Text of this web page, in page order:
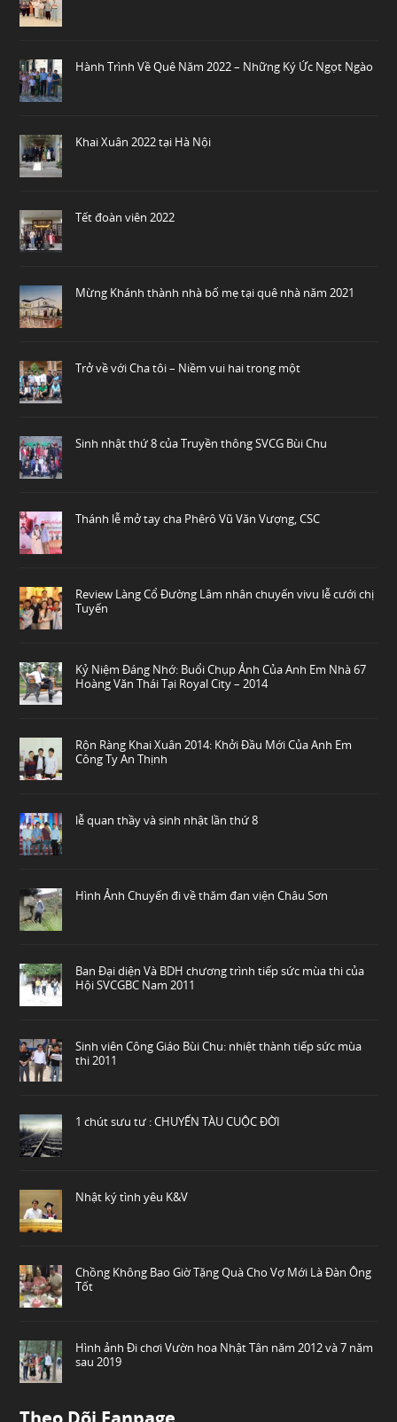
Hành Trình Về Quê Năm 2022 – Những Ký Ức Ngọt Ngào
Khai Xuân 2022 tại Hà Nội
Tết đoàn viên 2022
Mừng Khánh thành nhà bố mẹ tại quê nhà năm 2021
Trở về với Cha tôi – Niềm vui hai trong một
Sinh nhật thứ 8 của Truyền thông SVCG Bùi Chu
Thánh lễ mở tay cha Phêrô Vũ Văn Vượng, CSC
Review Làng Cổ Đường Lâm nhân chuyến vivu lễ cưới chị
Tuyến
Kỷ Niệm Đáng Nhớ: Buổi Chụp Ảnh Của Anh Em Nhà 67
Hoàng Văn Thái Tại Royal City – 2014
Rộn Ràng Khai Xuân 2014: Khởi Đầu Mới Của Anh Em
Công Ty An Thịnh
lễ quan thầy và sinh nhật lần thứ 8
Hình Ảnh Chuyến đi về thăm đan viện Châu Sơn
Ban Đại diện Và BDH chương trình tiếp sức mùa thi của
Hội SVCGBC Nam 2011
Sinh viên Công Giáo Bùi Chu: nhiệt thành tiếp sức mùa
thi 2011
1 chút sưu tư : CHUYẾN TÀU CUỘC ĐỜI
Nhật ký tình yêu K&V
Chồng Không Bao Giờ Tặng Quà Cho Vợ Mới Là Đàn Ông
Tốt
Hình ảnh Đi chơi Vườn hoa Nhật Tân năm 2012 và 7 năm
sau 2019